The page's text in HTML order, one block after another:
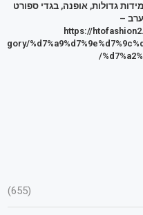
גדולות, אופנה, בגדי ספורט
–
https://
(655)